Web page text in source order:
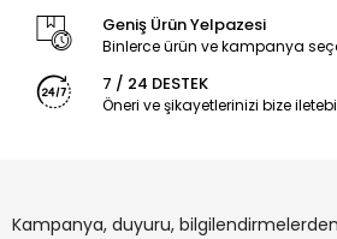
Geniş Ürün Yelpazesi
Binlerce ürün ve kampanya
7 / 24 DESTEK
Öneri ve şikayetlerinizi bize
Kampanya, duyuru,